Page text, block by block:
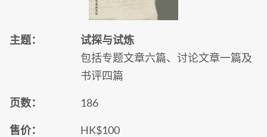
主题：
试探与试炼
包括专题文章六篇、讨论文章一篇及
书评四篇
页数： 186
售价： HK$100